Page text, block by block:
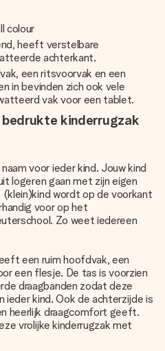
colour
heeft verstelbare
achterkant.
een ritsvoorvak en een
in bevinden zich ook vele
vak voor een tablet.
kinderrugzak
voor ieder kind. Jouw kind
logeren gaan met zijn eigen
(klein)kind wordt op de voorkant
voor op het
Zo weet iedereen
een ruim hoofdvak, een
een flesje. De tas is voorzien
draagbanden zodat deze
ieder kind. Ook de achterzijde is
heerlijk draagcomfort geeft.
vrolijke kinderrugzak met